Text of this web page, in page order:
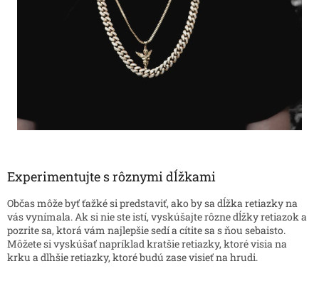
Experimentujte s rôznymi dĺžkami
Občas môže byť ťažké si predstaviť, ako by sa dĺžka retiazky na
vás vynímala. Ak si nie ste istí, vyskúšajte rôzne dĺžky retiazok a
pozrite sa, ktorá vám najlepšie sedí a cítite sa s ňou sebaisto.
Môžete si vyskúšať napríklad kratšie retiazky, ktoré visia na
krku a dlhšie retiazky, ktoré budú zase visieť na hrudi.